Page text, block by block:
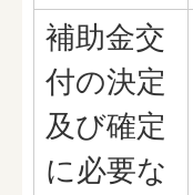
補助金交
付の決定
及び確定
に必要な